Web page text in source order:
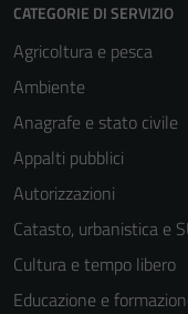
CATEGORIE DI SERVIZIO
Agricoltura e pesca
Ambiente
Anagrafe e stato civile
Appalti pubblici
Autorizzazioni
Catasto, urbanistica e
Cultura e tempo libero
Educazione e